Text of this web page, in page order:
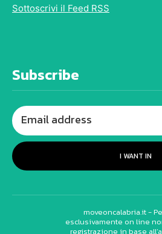
Sottoscrivi il Feed RSS
Subscribe
I WANT IN
moveoncalabria.it -
esclusivamente on line
registrazione in base